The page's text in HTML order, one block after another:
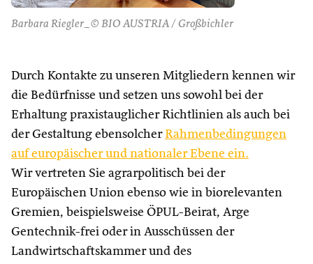
Barbara Riegler_© BIO AUSTRIA / Großbichler
Durch Kontakte zu unseren Mitgliedern kennen wir
die Bedürfnisse und setzen uns sowohl bei der
Erhaltung praxistauglicher Richtlinien als auch bei
der Gestaltung ebensolcher Rahmenbedingungen
auf europäischer und nationaler Ebene ein.
Wir vertreten Sie agrarpolitisch bei der
Europäischen Union ebenso wie in biorelevanten
Gremien, beispielsweise ÖPUL-Beirat, Arge
Gentechnik-frei oder in Ausschüssen der
Landwirtschaftskammer und des